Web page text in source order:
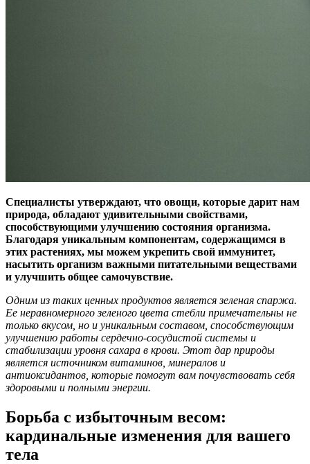
Специалисты утверждают, что овощи, которые дарит нам
природа, обладают удивительными свойствами,
способствующими улучшению состояния организма.
Благодаря уникальным компонентам, содержащимся в
этих растениях, мы можем укрепить свой иммунитет,
насытить организм важными питательными веществами
и улучшить общее самочувствие.
Одним из таких ценных продуктов является зеленая спаржа.
Ее неравномерного зеленого цвета стебли примечательны не
только вкусом, но и уникальным составом, способствующим
улучшению работы сердечно-сосудистой системы и
стабилизации уровня сахара в крови. Этот дар природы
является источником витаминов, минералов и
антиоксидантов, которые помогут вам почувствовать себя
здоровыми и полными энергии.
Борьба с избыточным весом:
кардинальные изменения для вашего
тела